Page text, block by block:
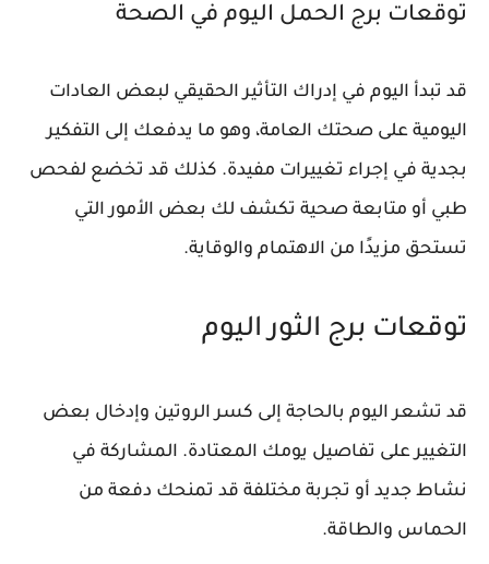
توقعات برج الحمل اليوم في الصحة
قد تبدأ اليوم في إدراك التأثير الحقيقي لبعض العادات
اليومية على صحتك العامة، وهو ما يدفعك إلى التفكير
بجدية في إجراء تغييرات مفيدة. كذلك قد تخضع لفحص
طبي أو متابعة صحية تكشف لك بعض الأمور التي
تستحق مزيدًا من الاهتمام والوقاية.
توقعات برج الثور اليوم
قد تشعر اليوم بالحاجة إلى كسر الروتين وإدخال بعض
التغيير على تفاصيل يومك المعتادة. المشاركة في
نشاط جديد أو تجربة مختلفة قد تمنحك دفعة من
الحماس والطاقة.